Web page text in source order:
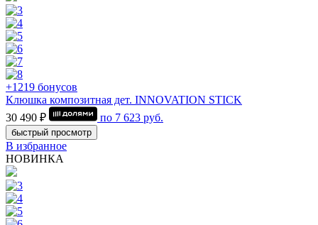
+1219 бонусов
Клюшка композитная дет. INNOVATION STICK
30 490 ₽
по 7 623 руб.
быстрый просмотр
В избранное
НОВИНКА